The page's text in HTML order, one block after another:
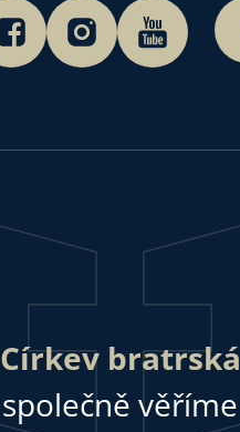
Církev bratrská
společně věříme